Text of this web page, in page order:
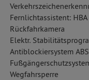
Fernlichtassistent: HBA
Rückfahrkamera
Elektr.
Antiblockiersystem ABS
Wegfahrsperre